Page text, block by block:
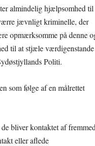
almindelig hjælpsomhed til
jævnligt kriminelle, der
opmærksomme på denne
til at stjæle værdigenstande
Politi.
som følge af en målrettet
bliver kontaktet af
eller aflede